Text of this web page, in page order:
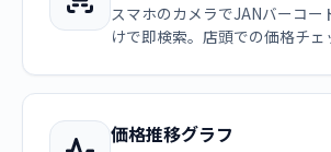
スマホのカメラでJANバーコー
けで即検索。店頭での価格チェ
価格推移グラフ